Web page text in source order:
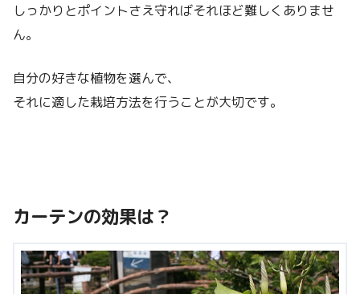
しっかりとポイントさえ守ればそれほど難しくありませ
ん。
自分の好きな植物を選んで、
それに適した栽培方法を行うことが大切です。
カーテンの効果は？